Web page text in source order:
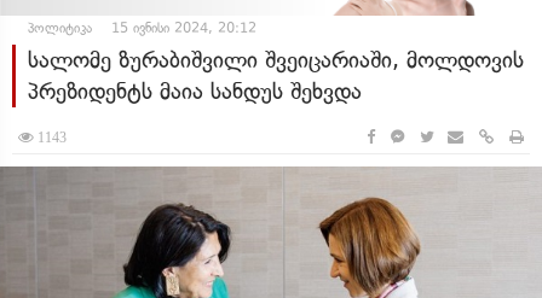
პოლიტიკა 15 ივნისი 2024, 20:12
სალომე ზურაბიშვილი შვეიცარიაში, მოლდოვის
პრეზიდენტს მაია სანდუს შეხვდა
1143